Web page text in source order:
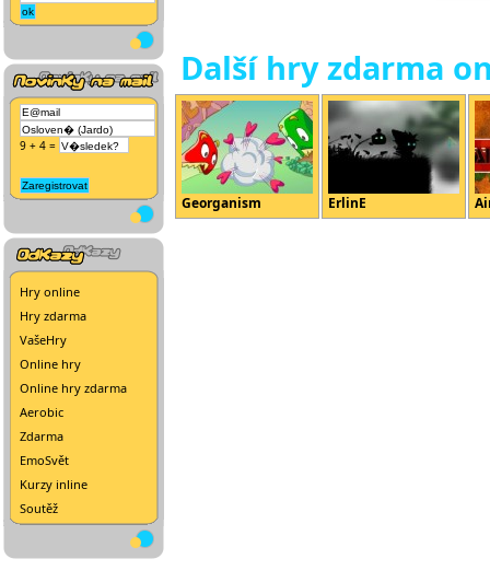
9 + 4 =
Hry online
Hry zdarma
VašeHry
Online hry
Online hry zdarma
Aerobic
Zdarma
EmoSvět
Kurzy inline
Soutěž
Další hry zdarma
Georganism ErlinE